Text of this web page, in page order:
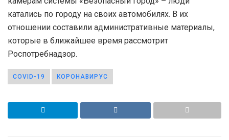
катались по городу на своих автомобилях. В их
отношении составили административные материалы,
которые в ближайшее время рассмотрит
Роспотребнадзор.
COVID-19 КОРОНАВИРУС